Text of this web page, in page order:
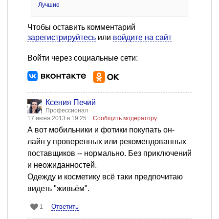
Лучшие
Чтобы оставить комментарий
зарегистрируйтесь или войдите на сайт
Войти через социальные сети:
Ксения Печий
Профессионал
17 июня 2013 в 19:25
Сообщить модератору
А вот мобильники и фотики покупать он-
лайн у проверенных или рекомендованных
поставщиков -- нормально. Без приключений
и неожиданностей.
Одежду и косметику всё таки предпочитаю
видеть "живьём".
1 Ответить